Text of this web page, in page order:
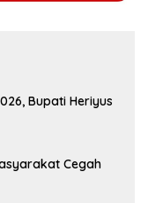
Bupati Heriyus
Cegah